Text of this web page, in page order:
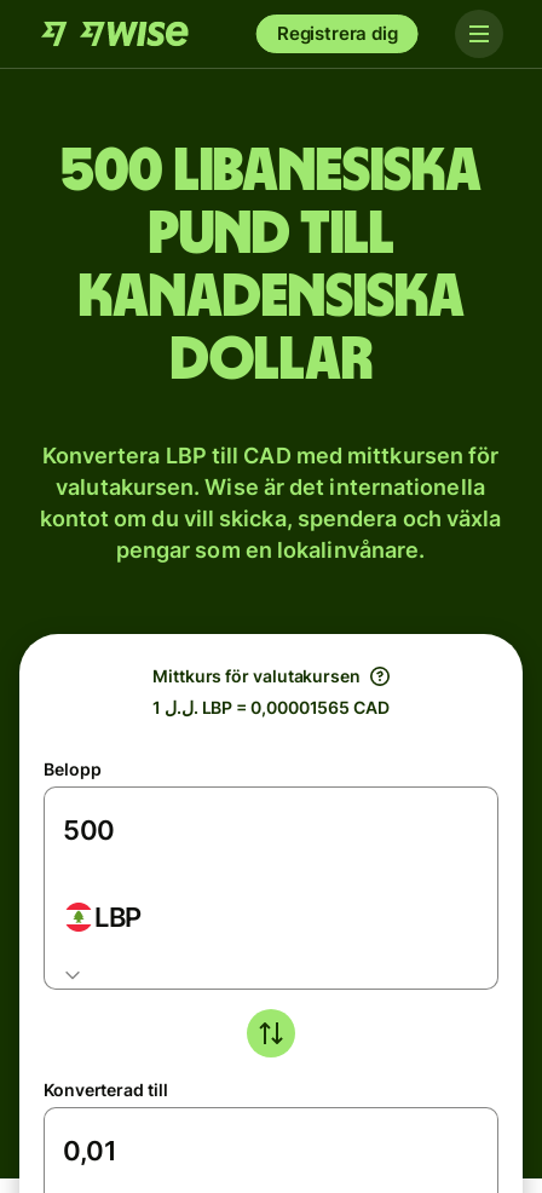
Registrera dig
500 libanesiska
pund till
kanadensiska
dollar
Konvertera LBP till CAD med mittkursen för
valutakursen. Wise är det internationella
kontot om du vill skicka, spendera och växla
pengar som en lokalinvånare.
Mittkurs för valutakursen
1 ل.ل. LBP = 0,00001565 CAD
Belopp
LBP
Konverterad till